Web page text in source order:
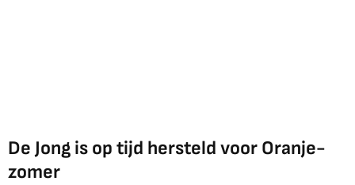
De Jong is op tijd hersteld voor Oranje-
zomer